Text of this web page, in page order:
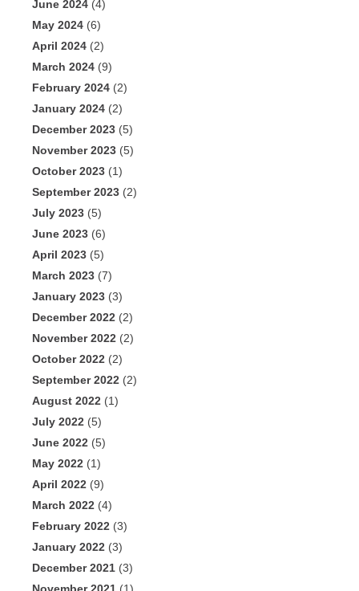
June 2024 (4)
May 2024 (6)
April 2024 (2)
March 2024 (9)
February 2024 (2)
January 2024 (2)
December 2023 (5)
November 2023 (5)
October 2023 (1)
September 2023 (2)
July 2023 (5)
June 2023 (6)
April 2023 (5)
March 2023 (7)
January 2023 (3)
December 2022 (2)
November 2022 (2)
October 2022 (2)
September 2022 (2)
August 2022 (1)
July 2022 (5)
June 2022 (5)
May 2022 (1)
April 2022 (9)
March 2022 (4)
February 2022 (3)
January 2022 (3)
December 2021 (3)